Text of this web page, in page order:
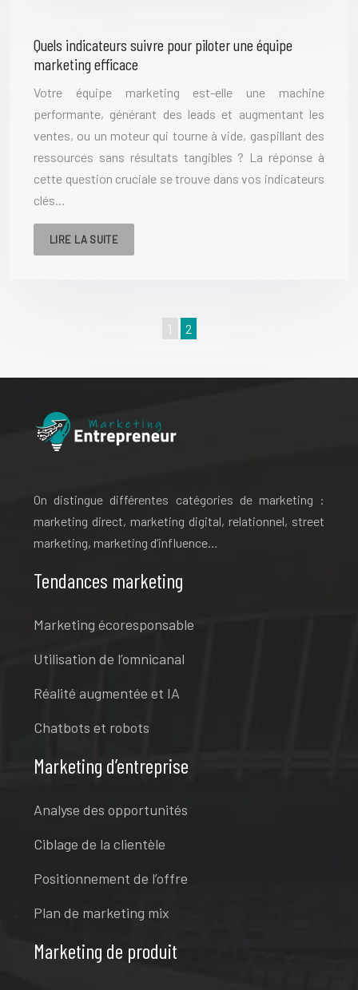
Quels indicateurs suivre pour piloter une équipe
marketing efficace
Votre équipe marketing est-elle une machine
performante, générant des leads et augmentant les
ventes, ou un moteur qui tourne à vide, gaspillant des
ressources sans résultats tangibles ? La réponse à
cette question cruciale se trouve dans vos indicateurs
clés…
LIRE LA SUITE
1 2
On distingue différentes catégories de marketing :
marketing direct, marketing digital, relationnel, street
marketing, marketing d’influence…
Tendances marketing
Marketing écoresponsable
Utilisation de l’omnicanal
Réalité augmentée et IA
Chatbots et robots
Marketing d’entreprise
Analyse des opportunités
Ciblage de la clientèle
Positionnement de l’offre
Plan de marketing mix
Marketing de produit